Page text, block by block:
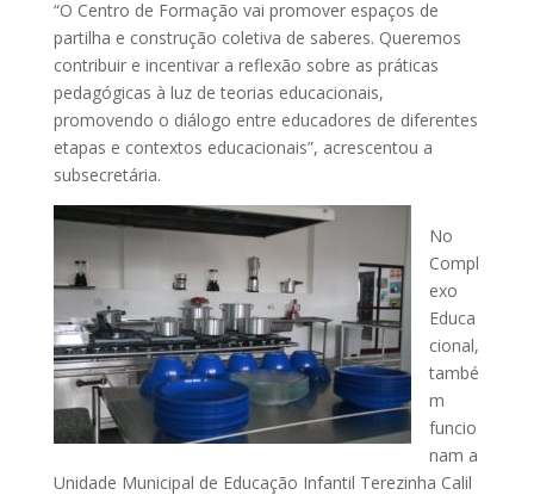
“O Centro de Formação vai promover espaços de
partilha e construção coletiva de saberes. Queremos
contribuir e incentivar a reflexão sobre as práticas
pedagógicas à luz de teorias educacionais,
promovendo o diálogo entre educadores de diferentes
etapas e contextos educacionais”, acrescentou a
subsecretária.
No
Compl
exo
Educa
cional,
també
m
funcio
nam a
Unidade Municipal de Educação Infantil Terezinha Calil